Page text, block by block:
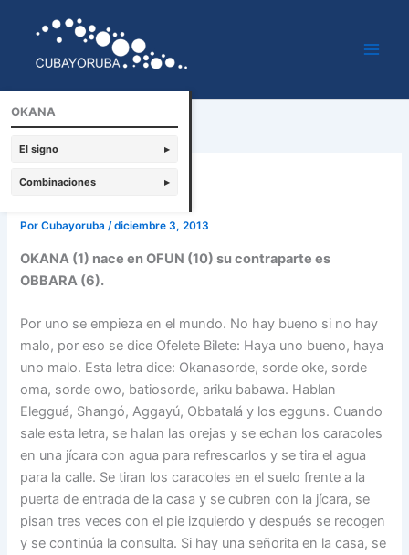
contenido
Okana
PorCubayoruba/diciembre 3, 2013
OKANA (1) nace en OFUN (10) su contraparte es
OBBARA (6).
Por uno se empieza en el mundo. No hay bueno si no hay
malo, por eso se dice Ofelete Bilete: Haya uno bueno, haya
uno malo. Esta letra dice: Okanasorde, sorde oke, sorde
oma, sorde owo, batiosorde, ariku babawa. Hablan
Elegguá, Shangó, Aggayú, Obbatalá y los egguns. Cuando
sale esta letra, se halan las orejas y se echan los caracoles
en una jícara con agua para refrescarlos y se tira el agua
para la calle. Se tiran los caracoles en el suelo frente a la
puerta de entrada de la casa y se cubren con la jícara, se
pisan tres veces con el pie izquierdo y después se recogen
y se continúa la consulta. Si hay una señorita en la casa, se
OKANA
El signo ▸
Combinaciones ▸